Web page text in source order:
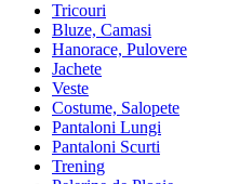
Tricouri
Bluze, Camasi
Hanorace, Pulovere
Jachete
Veste
Costume, Salopete
Pantaloni Lungi
Pantaloni Scurti
Trening